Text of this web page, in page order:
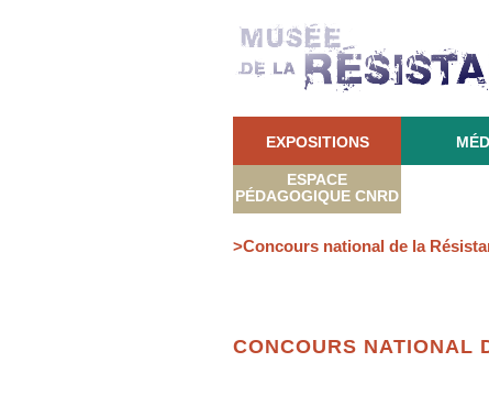
EXPOSITIONS
ESPACE
PÉDAGOGIQUE CNRD
>Concours national de la
CONCOURS NATIONAL